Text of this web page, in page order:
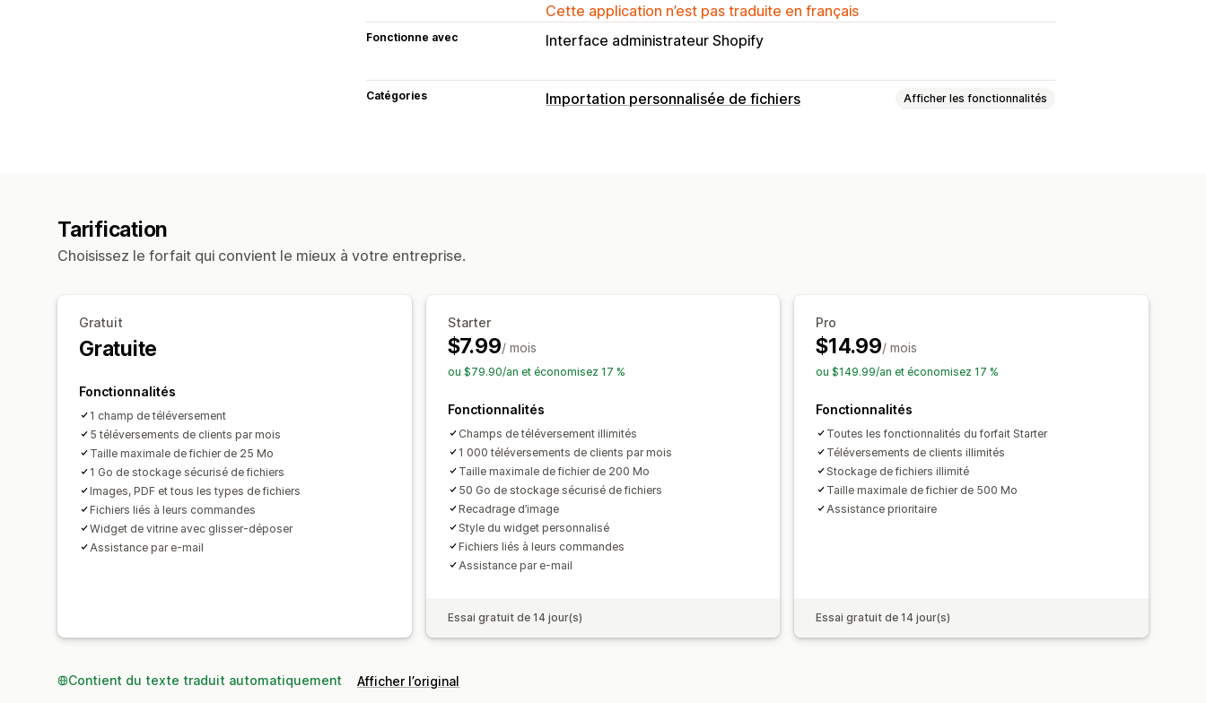
Cette application n’est pas traduite en français
Fonctionne avec Interface administrateur Shopify
Catégories Importation personnalisée de fichiers Afficher les fonctionnalités
Tarification
Choisissez le forfait qui convient le mieux à votre entreprise.
Gratuit
Gratuite
Fonctionnalités
1 champ de téléversement
5 téléversements de clients par mois
Taille maximale de fichier de 25 Mo
1 Go de stockage sécurisé de fichiers
Images, PDF et tous les types de fichiers
Fichiers liés à leurs commandes
Widget de vitrine avec glisser-déposer
Assistance par e-mail
Starter
$7.99/ mois
ou $79.90/an et économisez 17 %
Fonctionnalités
Champs de téléversement illimités
1 000 téléversements de clients par mois
Taille maximale de fichier de 200 Mo
50 Go de stockage sécurisé de fichiers
Recadrage d’image
Style du widget personnalisé
Fichiers liés à leurs commandes
Assistance par e-mail
Essai gratuit de 14 jour(s)
Pro
$14.99/ mois
ou $149.99/an et économisez 17 %
Fonctionnalités
Toutes les fonctionnalités du forfait Starter
Téléversements de clients illimités
Stockage de fichiers illimité
Taille maximale de fichier de 500 Mo
Assistance prioritaire
Essai gratuit de 14 jour(s)
Contient du texte traduit automatiquement Afficher l’original